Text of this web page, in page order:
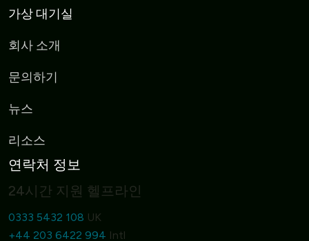
가상 대기실
회사 소개
문의하기
뉴스
리소스
연락처 정보
24시간 지원 헬프라인
0333 5432 108 UK
+44 203 6422 994 Intl